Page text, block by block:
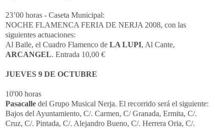
23’00 horas - Caseta Municipal:
NOCHE FLAMENCA FERIA DE NERJA 2008, con las
siguientes actuaciones:
Al Baile, el Cuadro Flamenco de LA LUPI, Al Cante,
ARCANGEL. Entrada 10,00 €
JUEVES 9 DE OCTUBRE
10'00 horas
Pasacalle del Grupo Musical Nerja. El recorrido será el siguiente:
Bajos del Ayuntamiento, C/. Carmen, C/ Granada, Ermita, C/.
Cruz, C/. Pintada, C/. Alejandro Bueno, C/. Herrera Oria, C/.